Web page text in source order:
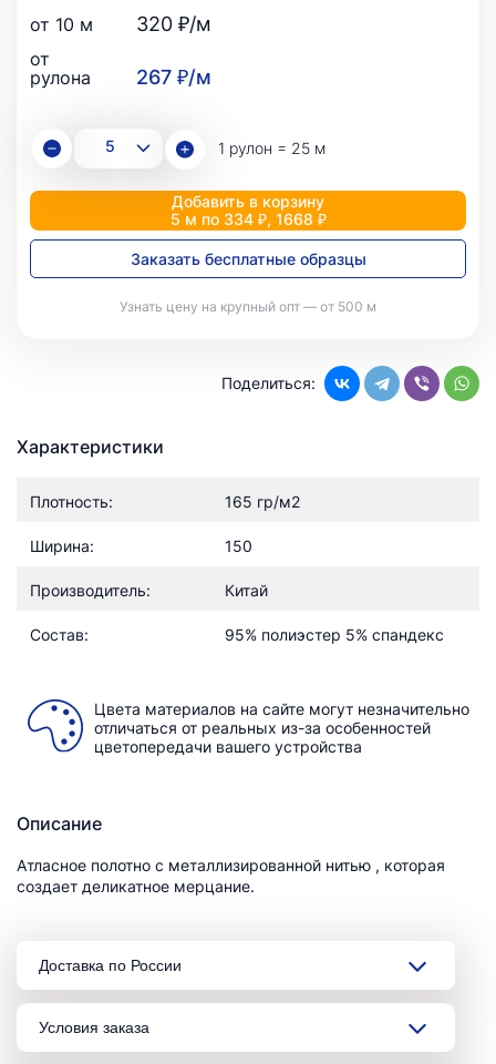
от 10 м 320 ₽/м
от
рулона
267 ₽/м
1 рулон = 25 м
Добавить в корзину
5 м по 334 ₽, 1668 ₽
Заказать бесплатные образцы
Узнать цену на крупный опт — от 500 м
Поделиться:
Характеристики
Плотность: 165 гр/м2
Ширина: 150
Производитель: Китай
Состав: 95% полиэстер 5% спандекс
Цвета материалов на сайте могут незначительно
отличаться от реальных из-за особенностей
цветопередачи вашего устройства
Описание
Атласное полотно с металлизированной нитью , которая
создает деликатное мерцание.
Доставка по России
Условия заказа